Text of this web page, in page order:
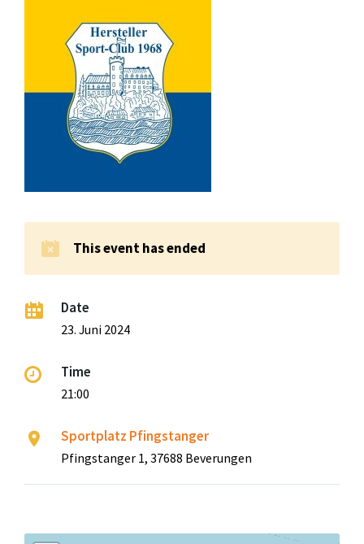
This event has ended
Date
23. Juni 2024
Time
21:00
Sportplatz Pfingstanger
Pfingstanger 1, 37688 Beverungen